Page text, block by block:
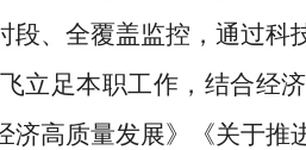
、全覆盖监控，通过科
立足本职工作，结合经
高质量发展》《关于推